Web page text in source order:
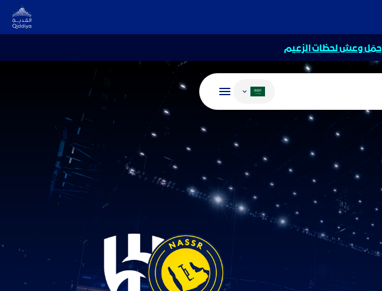
حمّل وعش لحظات الزعيم
تغيير اللغة